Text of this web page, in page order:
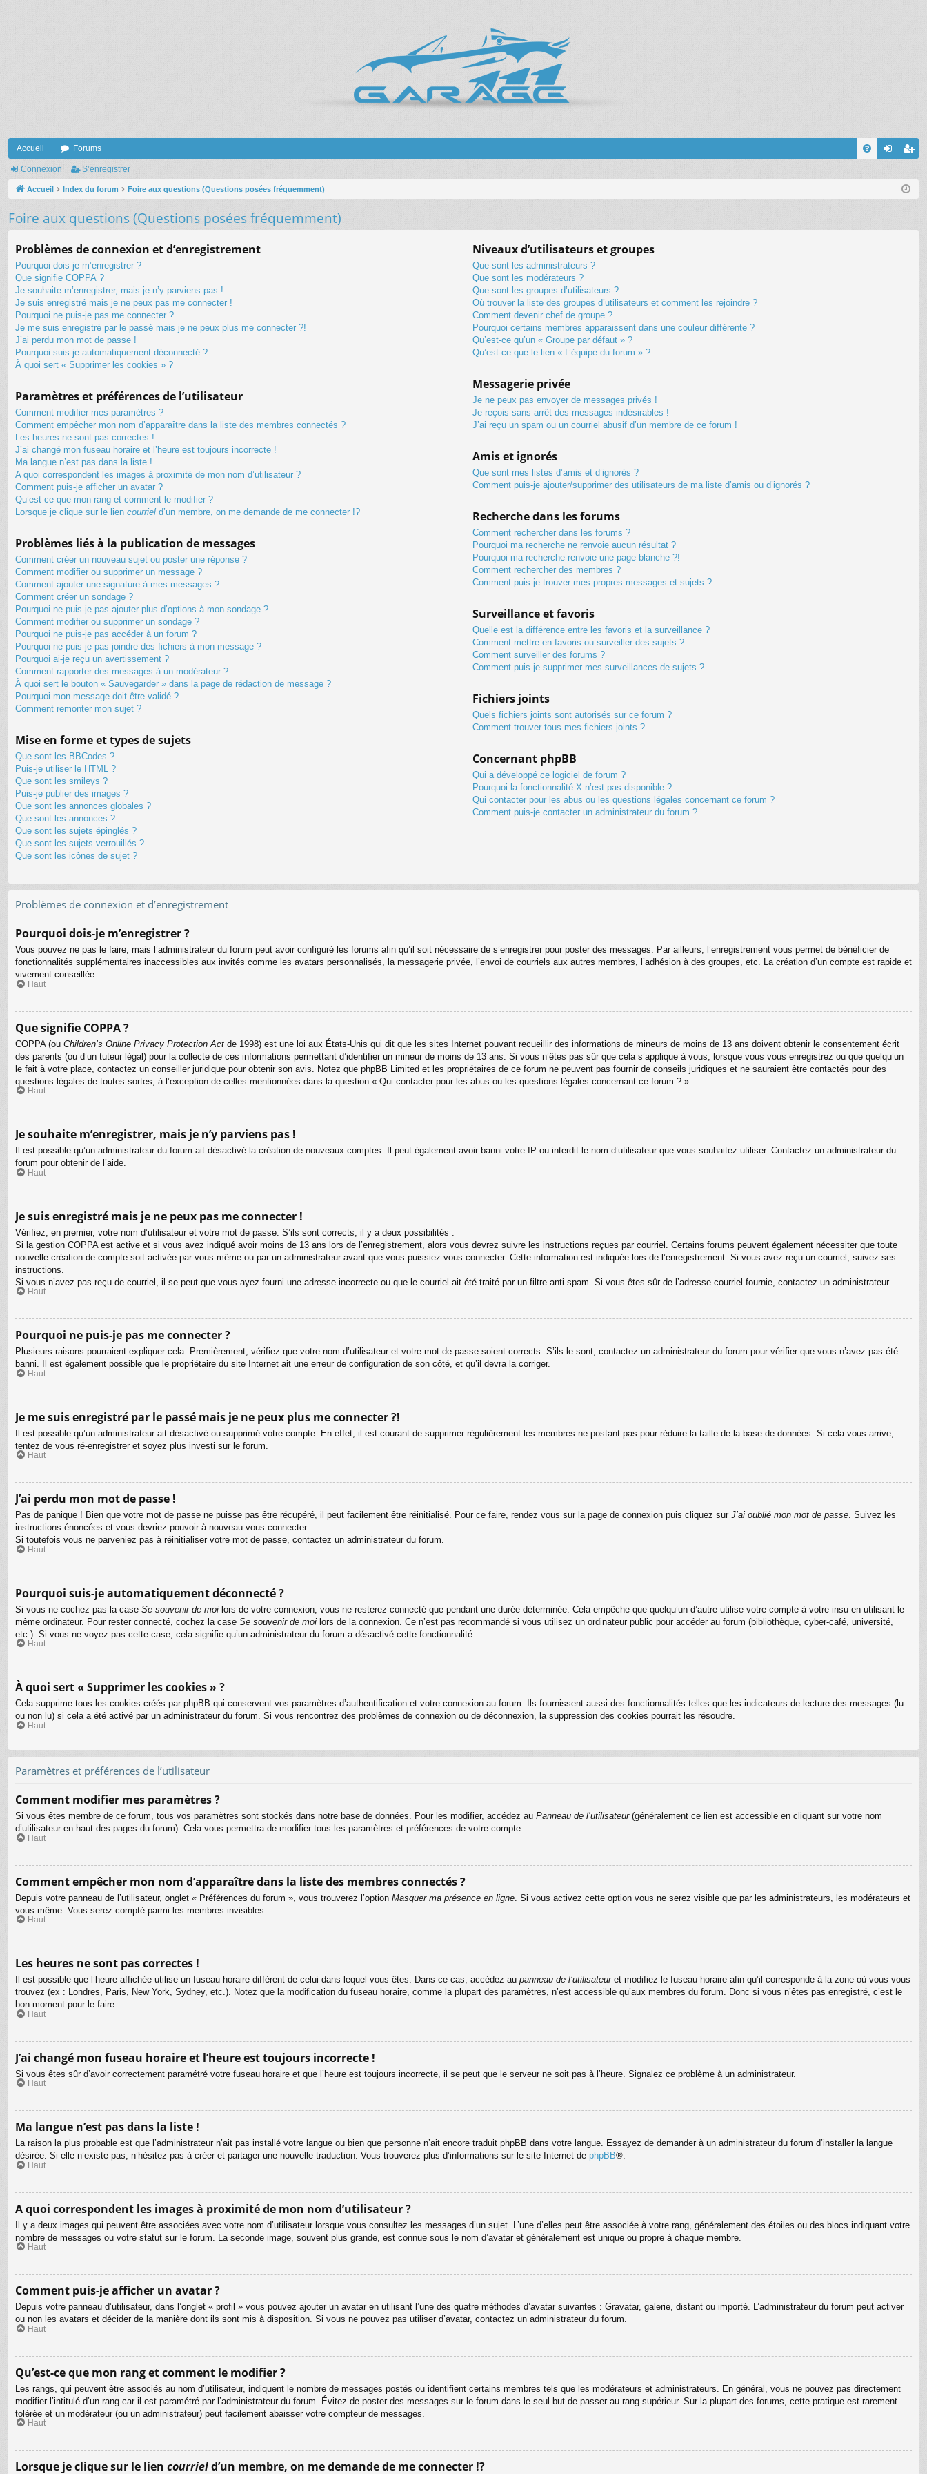
Accueil Forums
on
nr
ist
Connexion S’enregistrer
Accueil Index du forum Foire aux questions (Questions posées fréquemment)
Foire aux questions (Questions posées fréquemment)
Problèmes de connexion et d’enregistrement
Pourquoi dois-je m’enregistrer ?
Que signifie COPPA ?
Je souhaite m’enregistrer, mais je n’y parviens pas !
Je suis enregistré mais je ne peux pas me connecter !
Pourquoi ne puis-je pas me connecter ?
Je me suis enregistré par le passé mais je ne peux plus me connecter ?!
J’ai perdu mon mot de passe !
Pourquoi suis-je automatiquement déconnecté ?
À quoi sert « Supprimer les cookies » ?
Paramètres et préférences de l’utilisateur
Comment modifier mes paramètres ?
Comment empêcher mon nom d’apparaître dans la liste des membres connectés ?
Les heures ne sont pas correctes !
J’ai changé mon fuseau horaire et l’heure est toujours incorrecte !
Ma langue n’est pas dans la liste !
A quoi correspondent les images à proximité de mon nom d’utilisateur ?
Comment puis-je afficher un avatar ?
Qu’est-ce que mon rang et comment le modifier ?
Lorsque je clique sur le lien courriel d’un membre, on me demande de me connecter !?
Problèmes liés à la publication de messages
Comment créer un nouveau sujet ou poster une réponse ?
Comment modifier ou supprimer un message ?
Comment ajouter une signature à mes messages ?
Comment créer un sondage ?
Pourquoi ne puis-je pas ajouter plus d’options à mon sondage ?
Comment modifier ou supprimer un sondage ?
Pourquoi ne puis-je pas accéder à un forum ?
Pourquoi ne puis-je pas joindre des fichiers à mon message ?
Pourquoi ai-je reçu un avertissement ?
Comment rapporter des messages à un modérateur ?
À quoi sert le bouton « Sauvegarder » dans la page de rédaction de message ?
Pourquoi mon message doit être validé ?
Comment remonter mon sujet ?
Mise en forme et types de sujets
Que sont les BBCodes ?
Puis-je utiliser le HTML ?
Que sont les smileys ?
Puis-je publier des images ?
Que sont les annonces globales ?
Que sont les annonces ?
Que sont les sujets épinglés ?
Que sont les sujets verrouillés ?
Que sont les icônes de sujet ?
Niveaux d’utilisateurs et groupes
Que sont les administrateurs ?
Que sont les modérateurs ?
Que sont les groupes d’utilisateurs ?
Où trouver la liste des groupes d’utilisateurs et comment les rejoindre ?
Comment devenir chef de groupe ?
Pourquoi certains membres apparaissent dans une couleur différente ?
Qu’est-ce qu’un « Groupe par défaut » ?
Qu’est-ce que le lien « L’équipe du forum » ?
Messagerie privée
Je ne peux pas envoyer de messages privés !
Je reçois sans arrêt des messages indésirables !
J’ai reçu un spam ou un courriel abusif d’un membre de ce forum !
Amis et ignorés
Que sont mes listes d’amis et d’ignorés ?
Comment puis-je ajouter/supprimer des utilisateurs de ma liste d’amis ou d’ignorés ?
Recherche dans les forums
Comment rechercher dans les forums ?
Pourquoi ma recherche ne renvoie aucun résultat ?
Pourquoi ma recherche renvoie une page blanche ?!
Comment rechercher des membres ?
Comment puis-je trouver mes propres messages et sujets ?
Surveillance et favoris
Quelle est la différence entre les favoris et la surveillance ?
Comment mettre en favoris ou surveiller des sujets ?
Comment surveiller des forums ?
Comment puis-je supprimer mes surveillances de sujets ?
Fichiers joints
Quels fichiers joints sont autorisés sur ce forum ?
Comment trouver tous mes fichiers joints ?
Concernant phpBB
Qui a développé ce logiciel de forum ?
Pourquoi la fonctionnalité X n’est pas disponible ?
Qui contacter pour les abus ou les questions légales concernant ce forum ?
Comment puis-je contacter un administrateur du forum ?
Problèmes de connexion et d’enregistrement
Pourquoi dois-je m’enregistrer ?
Vous pouvez ne pas le faire, mais l’administrateur du forum peut avoir configuré les forums afin qu’il soit nécessaire de s’enregistrer pour poster des messages. Par ailleurs, l’enregistrement vous permet de bénéficier de
fonctionnalités supplémentaires inaccessibles aux invités comme les avatars personnalisés, la messagerie privée, l’envoi de courriels aux autres membres, l’adhésion à des groupes, etc. La création d’un compte est rapide et
vivement conseillée.
Haut
Que signifie COPPA ?
COPPA (ou Children’s Online Privacy Protection Act de 1998) est une loi aux États-Unis qui dit que les sites Internet pouvant recueillir des informations de mineurs de moins de 13 ans doivent obtenir le consentement écrit
des parents (ou d’un tuteur légal) pour la collecte de ces informations permettant d’identifier un mineur de moins de 13 ans. Si vous n’êtes pas sûr que cela s’applique à vous, lorsque vous vous enregistrez ou que quelqu’un
le fait à votre place, contactez un conseiller juridique pour obtenir son avis. Notez que phpBB Limited et les propriétaires de ce forum ne peuvent pas fournir de conseils juridiques et ne sauraient être contactés pour des
questions légales de toutes sortes, à l’exception de celles mentionnées dans la question « Qui contacter pour les abus ou les questions légales concernant ce forum ? ».
Haut
Je souhaite m’enregistrer, mais je n’y parviens pas !
Il est possible qu’un administrateur du forum ait désactivé la création de nouveaux comptes. Il peut également avoir banni votre IP ou interdit le nom d’utilisateur que vous souhaitez utiliser. Contactez un administrateur du
forum pour obtenir de l’aide.
Haut
Je suis enregistré mais je ne peux pas me connecter !
Vérifiez, en premier, votre nom d’utilisateur et votre mot de passe. S’ils sont corrects, il y a deux possibilités :
Si la gestion COPPA est active et si vous avez indiqué avoir moins de 13 ans lors de l’enregistrement, alors vous devrez suivre les instructions reçues par courriel. Certains forums peuvent également nécessiter que toute
nouvelle création de compte soit activée par vous-même ou par un administrateur avant que vous puissiez vous connecter. Cette information est indiquée lors de l’enregistrement. Si vous avez reçu un courriel, suivez ses
instructions.
Si vous n’avez pas reçu de courriel, il se peut que vous ayez fourni une adresse incorrecte ou que le courriel ait été traité par un filtre anti-spam. Si vous êtes sûr de l’adresse courriel fournie, contactez un administrateur.
Haut
Pourquoi ne puis-je pas me connecter ?
Plusieurs raisons pourraient expliquer cela. Premièrement, vérifiez que votre nom d’utilisateur et votre mot de passe soient corrects. S’ils le sont, contactez un administrateur du forum pour vérifier que vous n’avez pas été
banni. Il est également possible que le propriétaire du site Internet ait une erreur de configuration de son côté, et qu’il devra la corriger.
Haut
Je me suis enregistré par le passé mais je ne peux plus me connecter ?!
Il est possible qu’un administrateur ait désactivé ou supprimé votre compte. En effet, il est courant de supprimer régulièrement les membres ne postant pas pour réduire la taille de la base de données. Si cela vous arrive,
tentez de vous ré-enregistrer et soyez plus investi sur le forum.
Haut
J’ai perdu mon mot de passe !
Pas de panique ! Bien que votre mot de passe ne puisse pas être récupéré, il peut facilement être réinitialisé. Pour ce faire, rendez vous sur la page de connexion puis cliquez sur J’ai oublié mon mot de passe. Suivez les
instructions énoncées et vous devriez pouvoir à nouveau vous connecter.
Si toutefois vous ne parveniez pas à réinitialiser votre mot de passe, contactez un administrateur du forum.
Haut
Pourquoi suis-je automatiquement déconnecté ?
Si vous ne cochez pas la case Se souvenir de moi lors de votre connexion, vous ne resterez connecté que pendant une durée déterminée. Cela empêche que quelqu’un d’autre utilise votre compte à votre insu en utilisant le
même ordinateur. Pour rester connecté, cochez la case Se souvenir de moi lors de la connexion. Ce n’est pas recommandé si vous utilisez un ordinateur public pour accéder au forum (bibliothèque, cyber-café, université,
etc.). Si vous ne voyez pas cette case, cela signifie qu’un administrateur du forum a désactivé cette fonctionnalité.
Haut
À quoi sert « Supprimer les cookies » ?
Cela supprime tous les cookies créés par phpBB qui conservent vos paramètres d’authentification et votre connexion au forum. Ils fournissent aussi des fonctionnalités telles que les indicateurs de lecture des messages (lu
ou non lu) si cela a été activé par un administrateur du forum. Si vous rencontrez des problèmes de connexion ou de déconnexion, la suppression des cookies pourrait les résoudre.
Haut
Paramètres et préférences de l’utilisateur
Comment modifier mes paramètres ?
Si vous êtes membre de ce forum, tous vos paramètres sont stockés dans notre base de données. Pour les modifier, accédez au Panneau de l’utilisateur(généralement ce lien est accessible en cliquant sur votre nom
d’utilisateur en haut des pages du forum). Cela vous permettra de modifier tous les paramètres et préférences de votre compte.
Haut
Comment empêcher mon nom d’apparaître dans la liste des membres connectés ?
Depuis votre panneau de l’utilisateur, onglet « Préférences du forum », vous trouverez l’option Masquer ma présence en ligne . Si vous activez cette option vous ne serez visible que par les administrateurs, les modérateurs et
vous-même. Vous serez compté parmi les membres invisibles.
Haut
Les heures ne sont pas correctes !
Il est possible que l’heure affichée utilise un fuseau horaire différent de celui dans lequel vous êtes. Dans ce cas, accédez au panneau de l’utilisateuret modifiez le fuseau horaire afin qu’il corresponde à la zone où vous vous
trouvez (ex : Londres, Paris, New York, Sydney, etc.). Notez que la modification du fuseau horaire, comme la plupart des paramètres, n’est accessible qu’aux membres du forum. Donc si vous n’êtes pas enregistré, c’est le
bon moment pour le faire.
Haut
J’ai changé mon fuseau horaire et l’heure est toujours incorrecte !
Si vous êtes sûr d’avoir correctement paramétré votre fuseau horaire et que l’heure est toujours incorrecte, il se peut que le serveur ne soit pas à l’heure. Signalez ce problème à un administrateur.
Haut
Ma langue n’est pas dans la liste !
La raison la plus probable est que l’administrateur n’ait pas installé votre langue ou bien que personne n’ait encore traduit phpBB dans votre langue. Essayez de demander à un administrateur du forum d’installer la langue
désirée. Si elle n’existe pas, n’hésitez pas à créer et partager une nouvelle traduction. Vous trouverez plus d’informations sur le site Internet de phpBB®.
Haut
A quoi correspondent les images à proximité de mon nom d’utilisateur ?
Il y a deux images qui peuvent être associées avec votre nom d’utilisateur lorsque vous consultez les messages d’un sujet. L’une d’elles peut être associée à votre rang, généralement des étoiles ou des blocs indiquant votre
nombre de messages ou votre statut sur le forum. La seconde image, souvent plus grande, est connue sous le nom d’avatar et généralement est unique ou propre à chaque membre.
Haut
Comment puis-je afficher un avatar ?
Depuis votre panneau d’utilisateur, dans l’onglet « profil » vous pouvez ajouter un avatar en utilisant l’une des quatre méthodes d’avatar suivantes : Gravatar, galerie, distant ou importé. L’administrateur du forum peut activer
ou non les avatars et décider de la manière dont ils sont mis à disposition. Si vous ne pouvez pas utiliser d’avatar, contactez un administrateur du forum.
Haut
Qu’est-ce que mon rang et comment le modifier ?
Les rangs, qui peuvent être associés au nom d’utilisateur, indiquent le nombre de messages postés ou identifient certains membres tels que les modérateurs et administrateurs. En général, vous ne pouvez pas directement
modifier l’intitulé d’un rang car il est paramétré par l’administrateur du forum. Évitez de poster des messages sur le forum dans le seul but de passer au rang supérieur. Sur la plupart des forums, cette pratique est rarement
tolérée et un modérateur (ou un administrateur) peut facilement abaisser votre compteur de messages.
Haut
Lorsque je clique sur le lien courrield’un membre, on me demande de me connecter !?